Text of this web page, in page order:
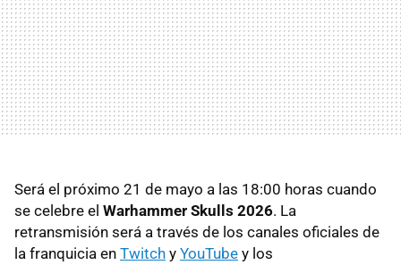
Será el próximo 21 de mayo a las 18:00 horas cuando
se celebre el Warhammer Skulls 2026. La
retransmisión será a través de los canales oficiales de
la franquicia en Twitch y YouTube y los